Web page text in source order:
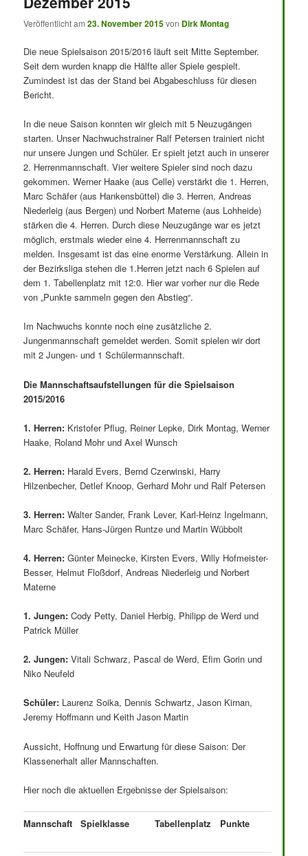
Veröffentlicht am23. November 2015von Dirk Montag
Die neue Spielsaison 2015/2016 läuft seit Mitte September.
Seit dem wurden knapp die Hälfte aller Spiele gespielt.
Zumindest ist das der Stand bei Abgabeschluss für diesen
Bericht.
In die neue Saison konnten wir gleich mit 5 Neuzugängen
starten. Unser Nachwuchstrainer Ralf Petersen trainiert nicht
nur unsere Jungen und Schüler. Er spielt jetzt auch in unserer
2. Herrenmannschaft. Vier weitere Spieler sind noch dazu
gekommen. Werner Haake (aus Celle) verstärkt die 1. Herren,
Marc Schäfer (aus Hankensbüttel) die 3. Herren, Andreas
Niederleig (aus Bergen) und Norbert Materne (aus Lohheide)
stärken die 4. Herren. Durch diese Neuzugänge war es jetzt
möglich, erstmals wieder eine 4. Herrenmannschaft zu
melden. Insgesamt ist das eine enorme Verstärkung. Allein in
der Bezirksliga stehen die 1.Herren jetzt nach 6 Spielen auf
dem 1. Tabellenplatz mit 12:0. Hier war vorher nur die Rede
von „Punkte sammeln gegen den Abstieg“.
Im Nachwuchs konnte noch eine zusätzliche 2.
Jungenmannschaft gemeldet werden. Somit spielen wir dort
mit 2 Jungen- und 1 Schülermannschaft.
Die Mannschaftsaufstellungen für die Spielsaison
2015/2016
1. Herren: Kristofer Pflug, Reiner Lepke, Dirk Montag, Werner
Haake, Roland Mohr und Axel Wunsch
2. Herren: Harald Evers, Bernd Czerwinski, Harry
Hilzenbecher, Detlef Knoop, Gerhard Mohr und Ralf Petersen
3. Herren:Walter Sander, Frank Lever, Karl-Heinz Ingelmann,
Marc Schäfer, Hans-Jürgen Runtze und Martin Wübbolt
4. Herren:Günter Meinecke, Kirsten Evers, Willy Hofmeister-
Besser, Helmut Floßdorf, Andreas Niederleig und Norbert
Materne
1. Jungen:Cody Petty, Daniel Herbig, Philipp de Werd und
Patrick Müller
2. Jungen:Vitali Schwarz, Pascal de Werd, Efim Gorin und
Niko Neufeld
Schüler: Laurenz Soika, Dennis Schwartz, Jason Kirnan,
Jeremy Hoffmann und Keith Jason Martin
Aussicht, Hoffnung und Erwartung für diese Saison: Der
Klassenerhalt aller Mannschaften.
Hier noch die aktuellen Ergebnisse der Spielsaison:
Mannschaft Spielklasse Tabellenplatz Punkte